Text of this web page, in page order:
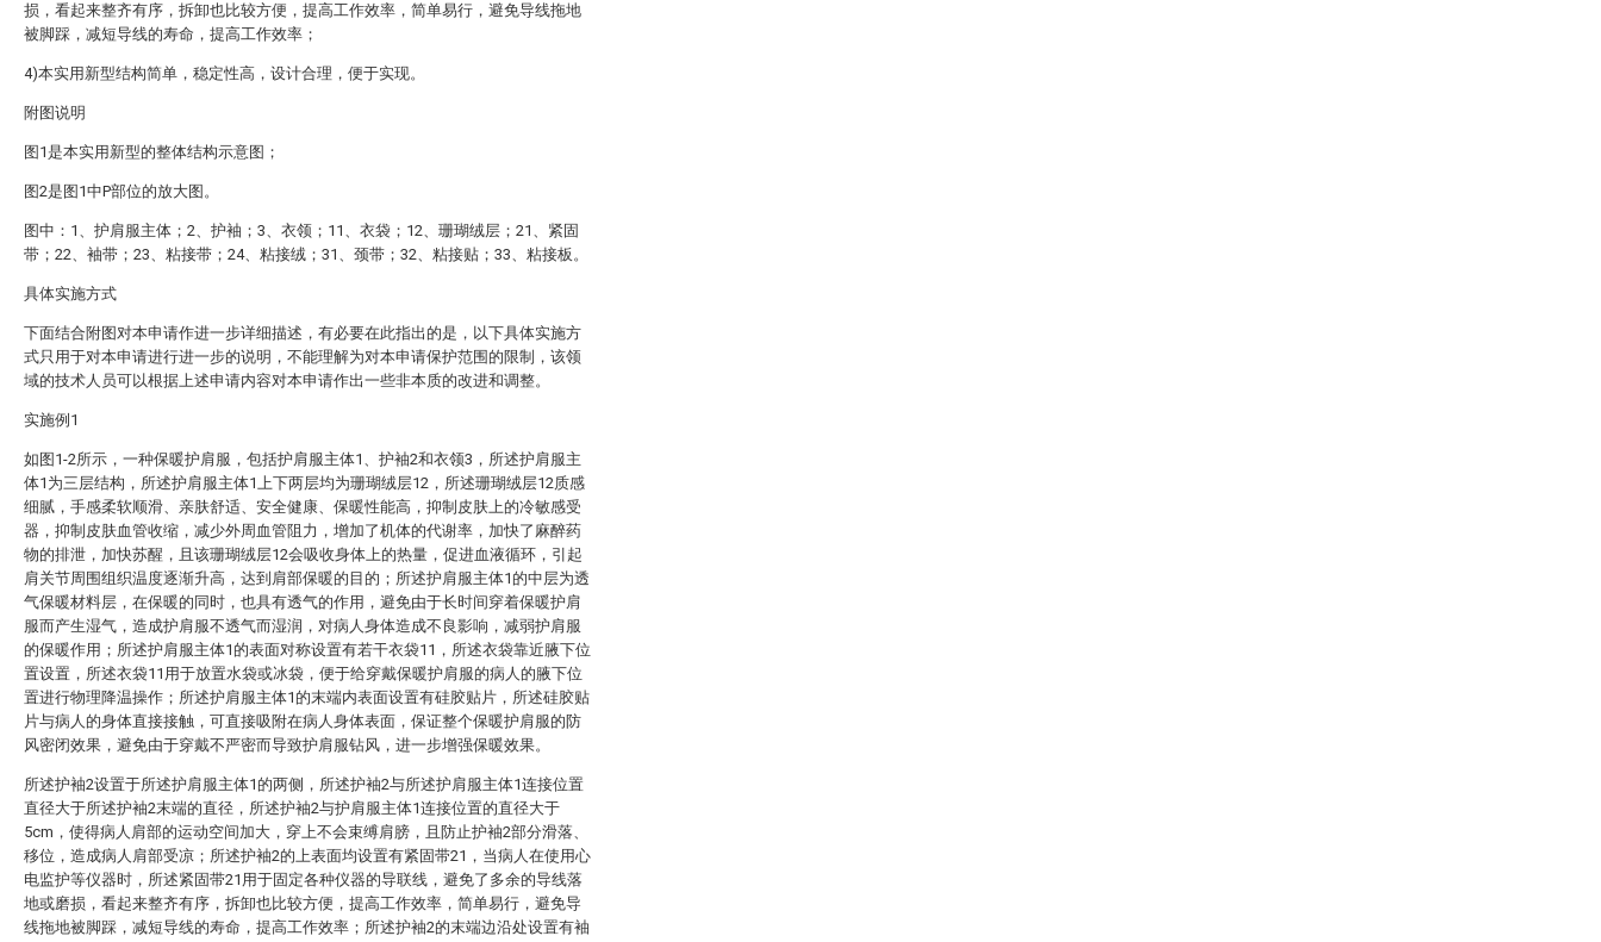
损，看起来整齐有序，拆卸也比较方便，提高工作效率，简单易行，避免导线拖地
被脚踩，减短导线的寿命，提高工作效率；
4)本实用新型结构简单，稳定性高，设计合理，便于实现。
附图说明
图1是本实用新型的整体结构示意图；
图2是图1中P部位的放大图。
图中：1、护肩服主体；2、护袖；3、衣领；11、衣袋；12、珊瑚绒层；21、紧固
带；22、袖带；23、粘接带；24、粘接绒；31、颈带；32、粘接贴；33、粘接板。
具体实施方式
下面结合附图对本申请作进一步详细描述，有必要在此指出的是，以下具体实施方
式只用于对本申请进行进一步的说明，不能理解为对本申请保护范围的限制，该领
域的技术人员可以根据上述申请内容对本申请作出一些非本质的改进和调整。
实施例1
如图1-2所示，一种保暖护肩服，包括护肩服主体1、护袖2和衣领3，所述护肩服主
体1为三层结构，所述护肩服主体1上下两层均为珊瑚绒层12，所述珊瑚绒层12质感
细腻，手感柔软顺滑、亲肤舒适、安全健康、保暖性能高，抑制皮肤上的冷敏感受
器，抑制皮肤血管收缩，减少外周血管阻力，增加了机体的代谢率，加快了麻醉药
物的排泄，加快苏醒，且该珊瑚绒层12会吸收身体上的热量，促进血液循环，引起
肩关节周围组织温度逐渐升高，达到肩部保暖的目的；所述护肩服主体1的中层为透
气保暖材料层，在保暖的同时，也具有透气的作用，避免由于长时间穿着保暖护肩
服而产生湿气，造成护肩服不透气而湿润，对病人身体造成不良影响，减弱护肩服
的保暖作用；所述护肩服主体1的表面对称设置有若干衣袋11，所述衣袋靠近腋下位
置设置，所述衣袋11用于放置水袋或冰袋，便于给穿戴保暖护肩服的病人的腋下位
置进行物理降温操作；所述护肩服主体1的末端内表面设置有硅胶贴片，所述硅胶贴
片与病人的身体直接接触，可直接吸附在病人身体表面，保证整个保暖护肩服的防
风密闭效果，避免由于穿戴不严密而导致护肩服钻风，进一步增强保暖效果。
所述护袖2设置于所述护肩服主体1的两侧，所述护袖2与所述护肩服主体1连接位置
直径大于所述护袖2末端的直径，所述护袖2与护肩服主体1连接位置的直径大于
5cm，使得病人肩部的运动空间加大，穿上不会束缚肩膀，且防止护袖2部分滑落、
移位，造成病人肩部受凉；所述护袖2的上表面均设置有紧固带21，当病人在使用心
电监护等仪器时，所述紧固带21用于固定各种仪器的导联线，避免了多余的导线落
地或磨损，看起来整齐有序，拆卸也比较方便，提高工作效率，简单易行，避免导
线拖地被脚踩，减短导线的寿命，提高工作效率；所述护袖2的末端边沿处设置有袖